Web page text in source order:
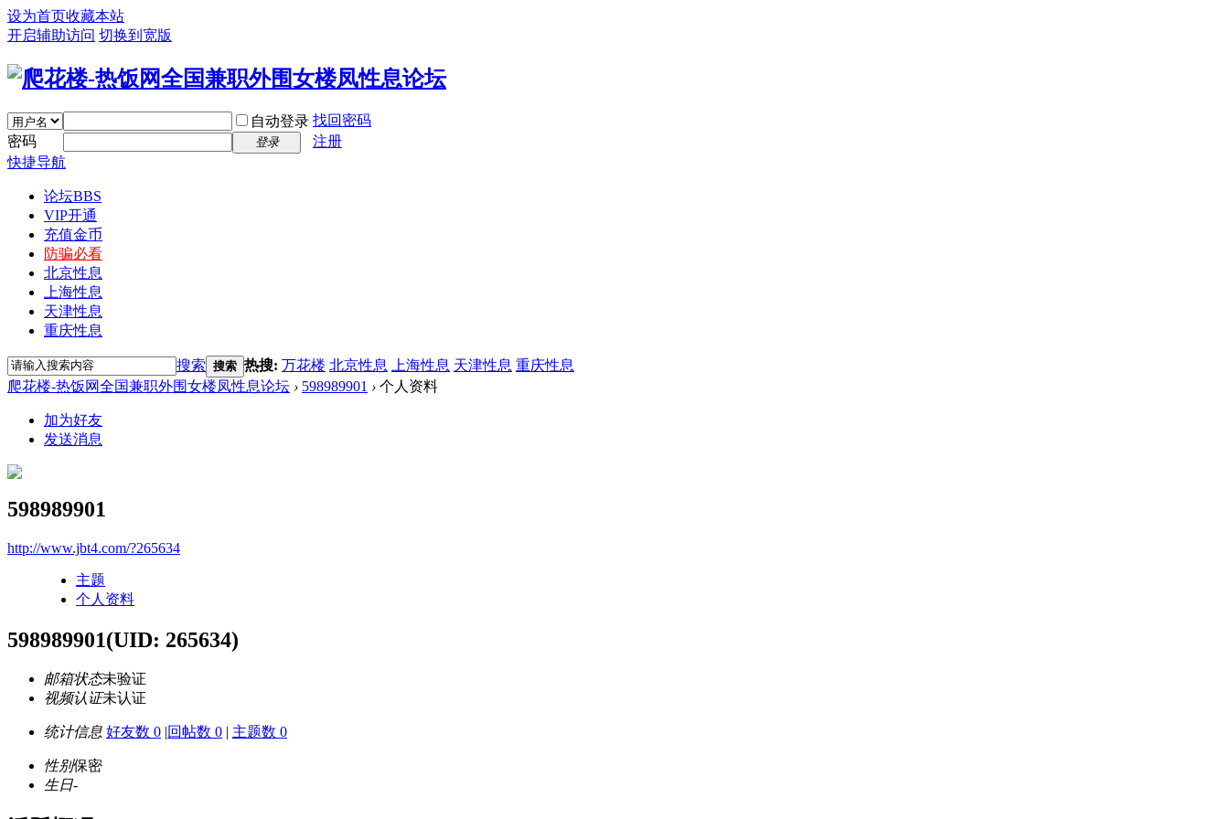
设为首页收藏本站
开启辅助访问 切换到宽版
自动登录 找回密码
密码
登录
注册
快捷导航
论坛BBS
VIP开通
充值金币
防骗必看
北京性息
上海性息
天津性息
重庆性息
搜索 搜索 热搜: 万花楼 北京性息 上海性息 天津性息 重庆性息
爬花楼-热饭网全国兼职外围女楼凤性息论坛 › 598989901 › 个人资料
加为好友
发送消息
598989901
http://www.jbt4.com/?265634
主题
个人资料
598989901(UID: 265634)
邮箱状态未验证
视频认证未认证
统计信息 好友数 0 |回帖数 0 | 主题数 0
性别保密
生日-